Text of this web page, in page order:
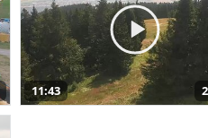
11:43